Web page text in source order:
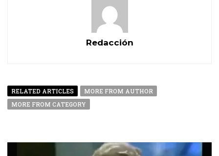
Redacción
RELATED ARTICLES
MORE FROM AUTHOR
MORE FROM CATEGORY